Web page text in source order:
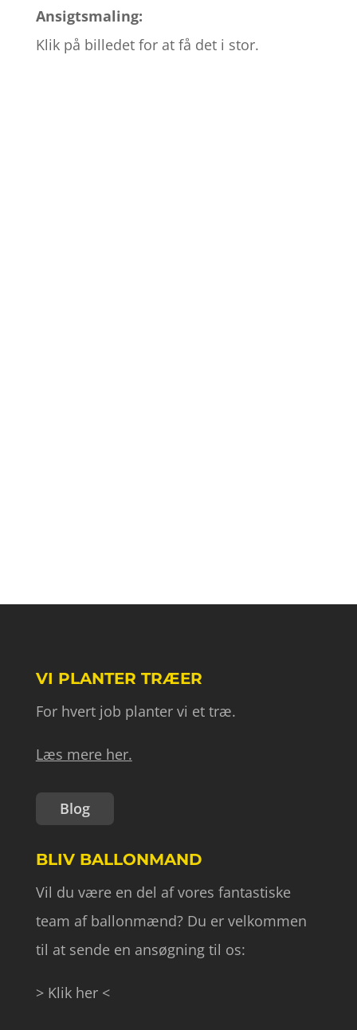
Ansigtsmaling:
Klik på billedet for at få det i stor.
VI PLANTER TRÆER
For hvert job planter vi et træ.
Læs mere her.
Blog
BLIV BALLONMAND
Vil du være en del af vores fantastiske
team af ballonmænd? Du er velkommen
til at sende en ansøgning til os:
> Klik her <